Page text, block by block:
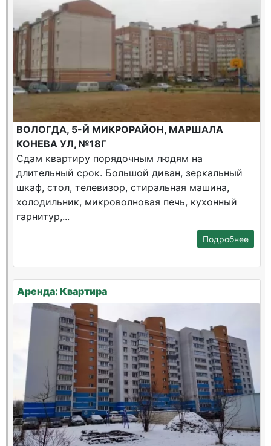
ВОЛОГДА, 5-Й МИКРОРАЙОН, МАРШАЛА
КОНЕВА УЛ, №18Г
Сдам квартиру порядочным людям на
длительный срок. Большой диван, зеркальный
шкаф, стол, телевизор, стиральная машина,
холодильник, микроволновая печь, кухонный
гарнитур,...
Подробнее
Аренда: Квартира